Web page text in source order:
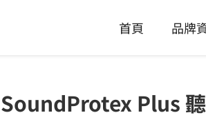
首頁 品牌
SoundProtex Plus